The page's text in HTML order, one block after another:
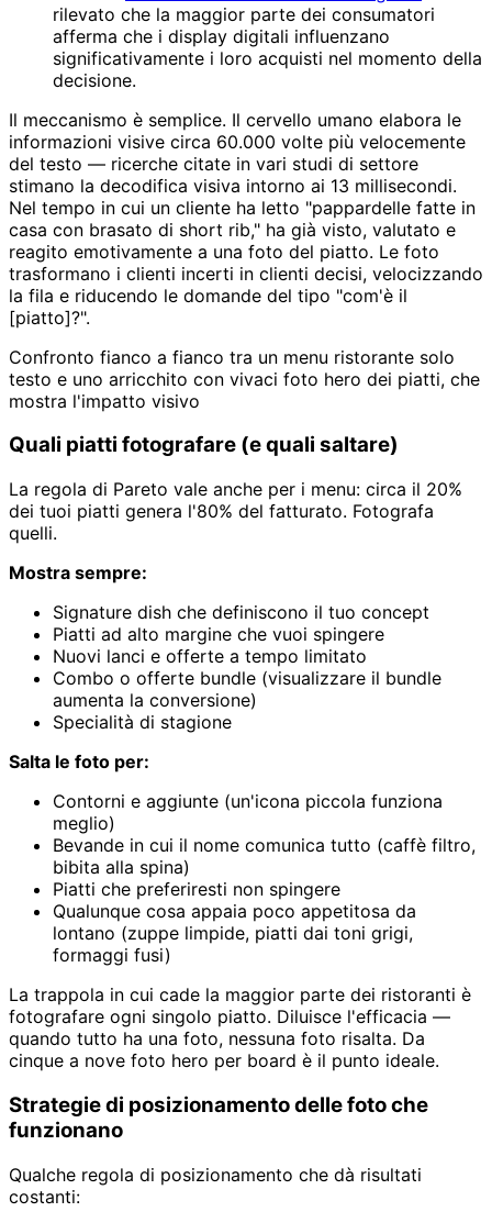
rilevato che la maggior parte dei consumatori
afferma che i display digitali influenzano
significativamente i loro acquisti nel momento della
decisione.
Il meccanismo è semplice. Il cervello umano elabora le
informazioni visive circa 60.000 volte più velocemente
del testo — ricerche citate in vari studi di settore
stimano la decodifica visiva intorno ai 13 millisecondi.
Nel tempo in cui un cliente ha letto "pappardelle fatte in
casa con brasato di short rib," ha già visto, valutato e
reagito emotivamente a una foto del piatto. Le foto
trasformano i clienti incerti in clienti decisi, velocizzando
la fila e riducendo le domande del tipo "com'è il
[piatto]?".
Confronto fianco a fianco tra un menu ristorante solo
testo e uno arricchito con vivaci foto hero dei piatti, che
mostra l'impatto visivo
Quali piatti fotografare (e quali saltare)
La regola di Pareto vale anche per i menu: circa il 20%
dei tuoi piatti genera l'80% del fatturato. Fotografa
quelli.
Mostra sempre:
Signature dish che definiscono il tuo concept
Piatti ad alto margine che vuoi spingere
Nuovi lanci e offerte a tempo limitato
Combo o offerte bundle (visualizzare il bundle
aumenta la conversione)
Specialità di stagione
Salta le foto per:
Contorni e aggiunte (un'icona piccola funziona
meglio)
Bevande in cui il nome comunica tutto (caffè filtro,
bibita alla spina)
Piatti che preferiresti non spingere
Qualunque cosa appaia poco appetitosa da
lontano (zuppe limpide, piatti dai toni grigi,
formaggi fusi)
La trappola in cui cade la maggior parte dei ristoranti è
fotografare ogni singolo piatto. Diluisce l'efficacia —
quando tutto ha una foto, nessuna foto risalta. Da
cinque a nove foto hero per board è il punto ideale.
Strategie di posizionamento delle foto che
funzionano
Qualche regola di posizionamento che dà risultati
costanti: